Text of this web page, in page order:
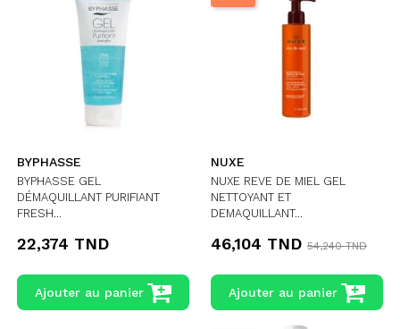
BYPHASSE
BYPHASSE GEL
DÉMAQUILLANT PURIFIANT
FRESH...
22,374 TND
Ajouter au panier
NUXE
NUXE REVE DE MIEL GEL
NETTOYANT ET
DEMAQUILLANT...
46,104 TND 54,240 TND
Ajouter au panier